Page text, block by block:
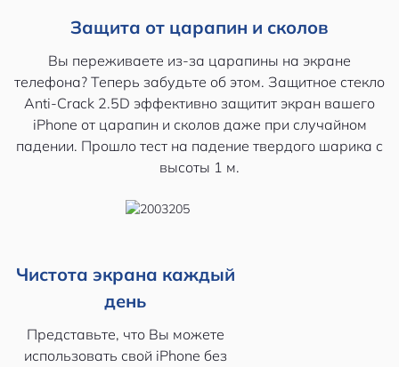
Защита от царапин и сколов
Вы переживаете из-за царапины на экране
телефона? Теперь забудьте об этом. Защитное стекло
Anti-Crack 2.5D эффективно защитит экран вашего
iPhone от царапин и сколов даже при случайном
падении. Прошло тест на падение твердого шарика с
высоты 1 м.
Чистота экрана каждый
день
Представьте, что Вы можете
использовать свой iPhone без